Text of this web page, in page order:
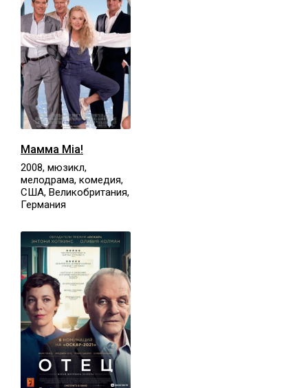
Мамма Mia!
2008, мюзикл,
мелодрама, комедия,
США, Великобритания,
Германия